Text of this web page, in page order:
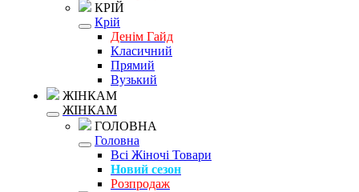
КРІЙ
Крій
Денім Гайд
Класичний
Прямий
Вузький
ЖІНКАМ
ЖІНКАМ
ГОЛОВНА
Головна
Всі Жіночі Товари
Новий сезон
Розпродаж